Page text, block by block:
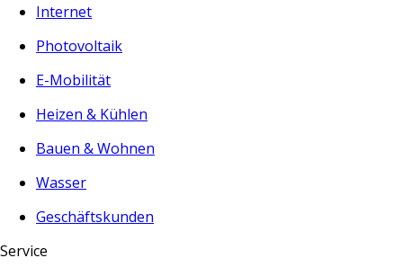
Internet
Photovoltaik
E-Mobilität
Heizen & Kühlen
Bauen & Wohnen
Wasser
Geschäftskunden
Service